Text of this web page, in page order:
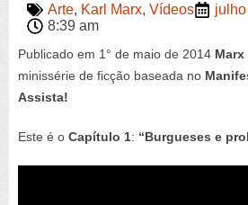
Arte, Karl Marx, Vídeos
8:39 am
Publicado em 1° de maio de 2014
minissérie de ficção baseada no
Assista!
Este é o Capítulo 1: “Burgueses e